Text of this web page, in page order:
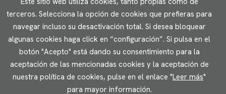
Astelehenetik ostegunera
9.00 - 15.00
Ostirala
9:00 - 14:00
Lege oharrak Pribatutasun politika
Cookieen erabilera
Irisgarritasun
terceros. Selecciona la opción de cookies que prefieras para
navegar incluso su desactivación total. Si desea bloquear
algunas cookies haga click en “configuración”. Si pulsa en el
botón "Acepto" está dando su consentimiento para la
aceptación de las mencionadas cookies y la aceptación de
nuestra política de cookies, pulse en el enlace "Leer más"
para mayor información.